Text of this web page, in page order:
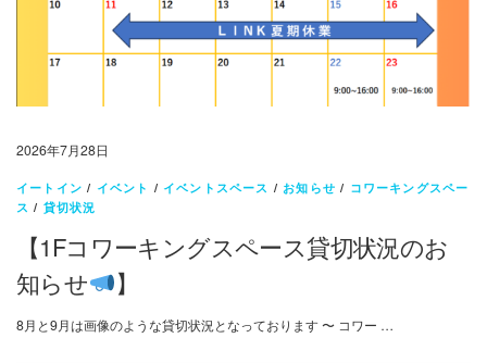
2026年7月28日
イートイン / イベント /イベントスペース / お知らせ / コワーキングスペー
ス / 貸切状況
【1Fコワーキングスペース貸切状況のお
知らせ
】
8月と9月は画像のような貸切状況となっております 〜 コワー …